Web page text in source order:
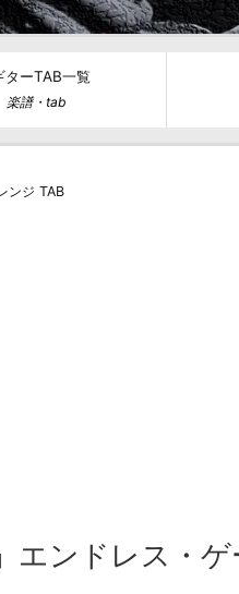
ターTAB一覧
楽譜・tab
ンジ TAB
エンドレス・